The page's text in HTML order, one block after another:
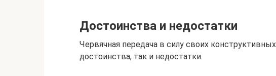
Достоинства и недостатки
Червячная передача в силу своих
достоинства, так и недостатки.